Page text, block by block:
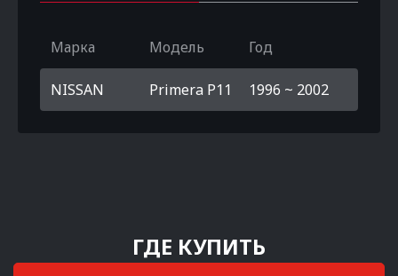
Марка Модель Год
NISSAN Primera P11 1996 ~ 2002
ГДЕ КУПИТЬ